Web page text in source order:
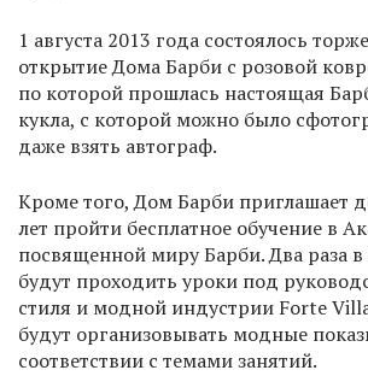
1 августа 2013 года состоялось
открытие Дома Барби с розовой
по которой прошлась настоящая
кукла, с которой можно было
даже взять автограф.
Кроме того, Дом Барби приглашает
лет пройти бесплатное обучение в
посвященной миру Барби. Два раза
будут проходить уроки под
стиля и модной индустрии Forte
будут организовывать модные
соответствии с темами занятий.